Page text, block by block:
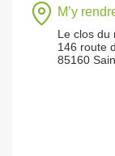
M’y
Le clos du
146 route
85160